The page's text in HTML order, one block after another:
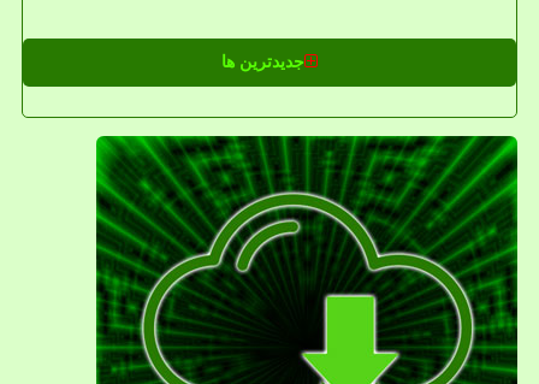
جدیدترین ها